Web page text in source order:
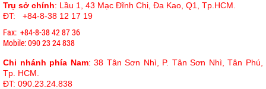
Trụ sở chính: Lầu 1, 43 Mạc Đĩnh Chi, Đa Kao, Q1, Tp.HCM.
ĐT: +84-8-38 12 17 19
Fax: +84-8-38 42 87 36
Mobile: 090 23 24 838
Chi nhánh phía Nam: 38 Tân Sơn Nhì, P. Tân Sơn Nhì, Tân Phú,
Tp. HCM.
ĐT: 090.23.24.838